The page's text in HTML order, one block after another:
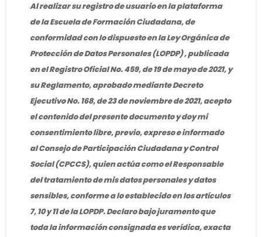
Al realizar su registro de usuario en la plataforma
de la Escuela de Formación Ciudadana, de
conformidad con lo dispuesto en la Ley Orgánica de
Protección de Datos Personales (LOPDP) , publicada
en el Registro Oficial No. 459, de 19 de mayo de 2021, y
su Reglamento, aprobado mediante Decreto
Ejecutivo No. 168, de 23 de noviembre de 2021, acepto
el contenido del presente documento y doy mi
consentimiento libre, previo, expreso e informado
al Consejo de Participación Ciudadana y Control
Social (CPCCS), quien actúa como el Responsable
del tratamiento de mis datos personales y datos
sensibles, conforme a lo establecido en los artículos
7, 10 y 11 de la LOPDP. Declaro bajo juramento que
toda la información consignada es verídica, exacta